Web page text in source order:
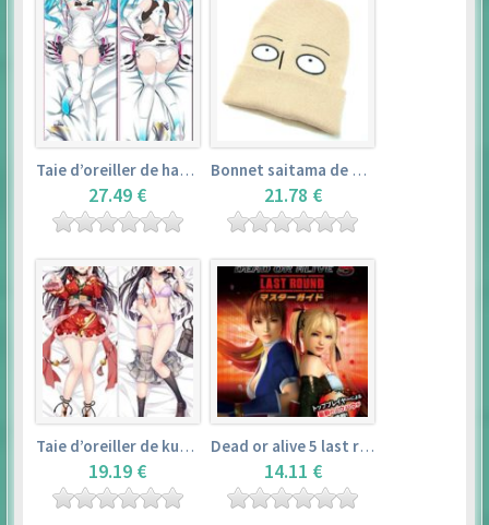
Taie d’oreiller de hatsune miku (150cm×50cm) – vocaloid
27.49 €
Bonnet saitama de one punch man
21.78 €
Taie d’oreiller de kurosawa dia (160x50cm) – love live! sunshine!!
19.19 €
Dead or alive 5 last round master guide
14.11 €